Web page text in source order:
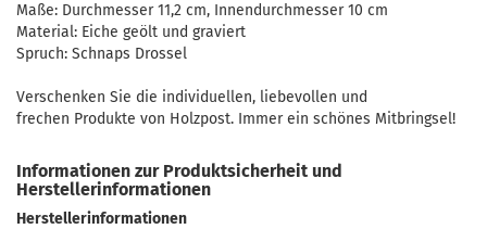
Maße: Durchmesser 11,2 cm, Innendurchmesser 10 cm
Material: Eiche geölt und graviert
Spruch: Schnaps Drossel
Verschenken Sie die individuellen, liebevollen und
frechen Produkte von Holzpost. Immer ein schönes Mitbringsel!
Informationen zur Produktsicherheit und
Herstellerinformationen
Herstellerinformationen